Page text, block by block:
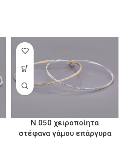
Ν.050 χειροποίητα
στέφανα γάμου επάργυρα